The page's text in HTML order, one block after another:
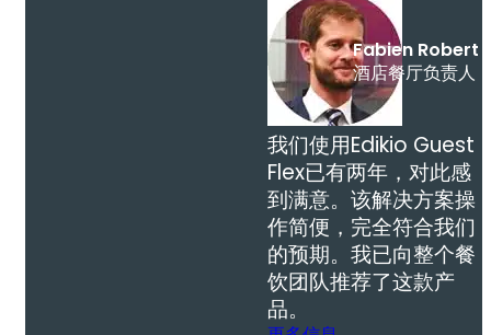
Fabien Robert
酒店餐厅负责人
我们使用Edikio Guest
Flex已有两年，对此感
到满意。该解决方案操
作简便，完全符合我们
的预期。我已向整个餐
饮团队推荐了这款产
品。